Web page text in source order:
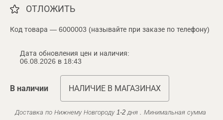
ОТЛОЖИТЬ
Код товара — 6000003 (называйте при заказе по телефону)
Дата обновления цен и наличия:
06.08.2026 в 18:43
В наличии НАЛИЧИЕ В МАГАЗИНАХ
Доставка по Нижнему Новгороду 1-2 дня . Минимальная сумма